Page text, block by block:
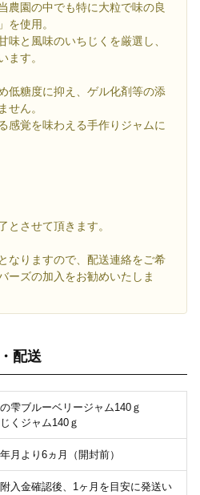
農園の中でも特に大粒で味の良
を使用。
味と風味のいちじくを厳選し、
ます。
低糖度に抑え、ゲル化剤等の添
せん。
感覚を味わえる手作りジャムに
させて頂きます。
なりますので、配送連絡をご希
ーズの加入をお勧めいたしま
配送
雫ブルーベリージャム140ｇ
くジャム140ｇ
月より6ヵ月（開封前）
入金確認後、1ヶ月を目安に発送い